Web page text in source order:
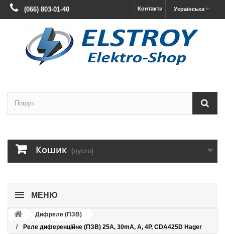
Українська
Контакти
(066) 803-01-40
Кошик (пусто)
МЕНЮ
Дифреле (ПЗВ)
Реле диференційне (ПЗВ) 25A, 30mA, A, 4P, CDA425D Hager